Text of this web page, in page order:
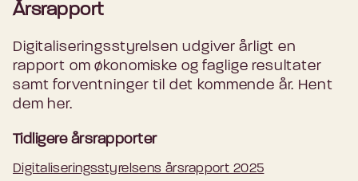
Årsrapport
Digitaliseringsstyrelsen udgiver årligt en
rapport om økonomiske og faglige resultater
samt forventninger til det kommende år. Hent
dem her.
Tidligere årsrapporter
Digitaliseringsstyrelsens årsrapport 2025